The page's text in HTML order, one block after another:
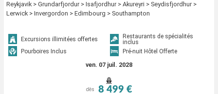
Reykjavik > Grundarfjordur > Isafjordhur > Akureyri > Seydisfjordhur >
Lerwick > Invergordon > Edimbourg > Southampton
Excursions illimitées offertes
Restaurants de spécialités
inclus
Pourboires Inclus
Pré-nuit Hôtel Offerte
ven. 07 juil. 2028
dès 8 499 €